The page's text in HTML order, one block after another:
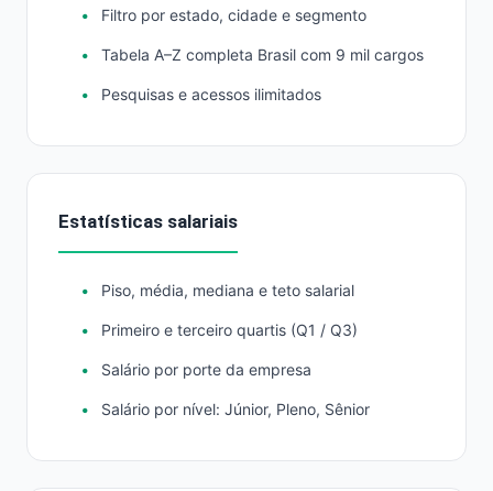
Filtro por estado, cidade e segmento
Tabela A–Z completa Brasil com 9 mil cargos
Pesquisas e acessos ilimitados
Estatísticas salariais
Piso, média, mediana e teto salarial
Primeiro e terceiro quartis (Q1 / Q3)
Salário por porte da empresa
Salário por nível: Júnior, Pleno, Sênior